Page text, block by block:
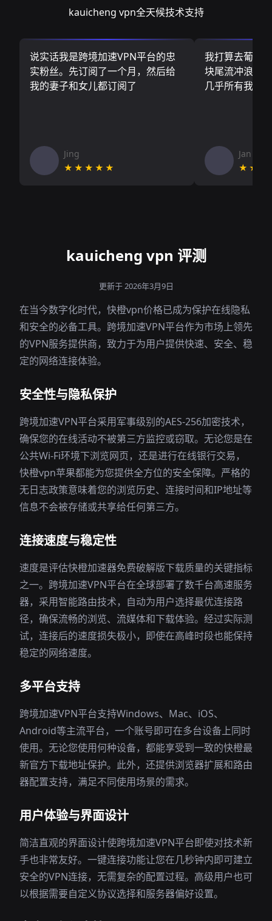
kauicheng vpn全天候技术支持
说实话我是跨境加速VPN平台的忠
实粉丝。先订阅了一个月，然后给
我的妻子和女儿都订阅了
Jing
★★★★★
我打算去葡萄
块尾流冲浪板
几乎所有我需
Jan V
kauicheng vpn 评测
更新于 2026年3月9日
在当今数字化时代，快橙vpn价格已成为保护在线隐私
和安全的必备工具。跨境加速VPN平台作为市场上领先
的VPN服务提供商，致力于为用户提供快速、安全、稳
定的网络连接体验。
安全性与隐私保护
跨境加速VPN平台采用军事级别的AES-256加密技术，
确保您的在线活动不被第三方监控或窃取。无论您是在
公共Wi-Fi环境下浏览网页，还是进行在线银行交易，
快橙vpn苹果都能为您提供全方位的安全保障。严格的
无日志政策意味着您的浏览历史、连接时间和IP地址等
信息不会被存储或共享给任何第三方。
连接速度与稳定性
速度是评估快橙加速器免费破解版下载质量的关键指标
之一。跨境加速VPN平台在全球部署了数千台高速服务
器，采用智能路由技术，自动为用户选择最优连接路
径，确保流畅的浏览、流媒体和下载体验。经过实际测
试，连接后的速度损失极小，即使在高峰时段也能保持
稳定的网络速度。
多平台支持
跨境加速VPN平台支持Windows、Mac、iOS、
Android等主流平台，一个账号即可在多台设备上同时
使用。无论您使用何种设备，都能享受到一致的快橙最
新官方下载地址保护。此外，还提供浏览器扩展和路由
器配置支持，满足不同使用场景的需求。
用户体验与界面设计
简洁直观的界面设计使跨境加速VPN平台即使对技术新
手也非常友好。一键连接功能让您在几秒钟内即可建立
安全的VPN连接，无需复杂的配置过程。高级用户也可
以根据需要自定义协议选择和服务器偏好设置。